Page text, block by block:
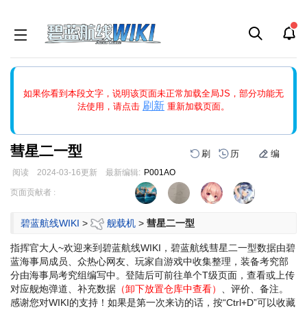
如果你看到本段文字，说明该页面未正常加载全局JS，部分功能无
法使用，请点击 刷新 重新加载页面。
能中的刷新按钮清除页面缓存并刷新，如果还有问题，请多尝试几
彗星二一型 刷 历 编
阅读 2024-03-16更新 最新编辑: P001AO
跳
跳
页面贡献者 :
碧蓝航线WIKI > 舰载机 > 彗星二一型
指挥官大人~欢迎来到碧蓝航线WIKI，碧蓝航线彗星二一型数据由碧
蓝海事局成员、众热心网友、玩家自游戏中收集整理，装备考究部
分由海事局考究组编写中。登陆后可前往单个T级页面，查看或上传
对应舰炮弹道、补充数据 （卸下放置仓库中查看） 、评价、备注。
感谢您对WIKI的支持！ 如果是第一次来访的话，按“Ctrl+D”可以收藏